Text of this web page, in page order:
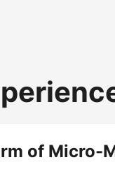
of Micro-